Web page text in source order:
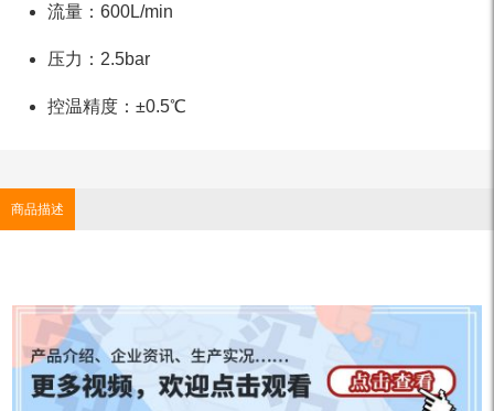
流量：600L/min
压力：2.5bar
控温精度：±0.5℃
商品描述